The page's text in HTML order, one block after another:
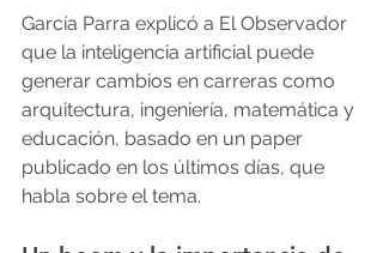
García Parra explicó a El Observador
que la inteligencia artificial puede
generar cambios en carreras como
arquitectura, ingeniería, matemática y
educación, basado en un paper
publicado en los últimos días, que
habla sobre el tema.